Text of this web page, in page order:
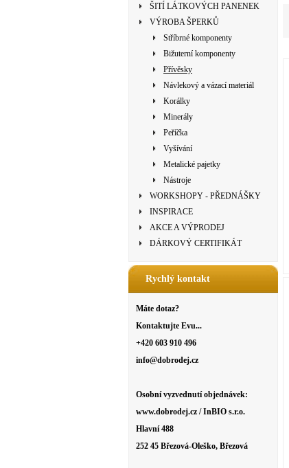
ŠITÍ LÁTKOVÝCH PANENEK
VÝROBA ŠPERKŮ
Stříbrné komponenty
Bižuterní komponenty
Přívěsky
Návlekový a vázací materiál
Korálky
Minerály
Peříčka
Vyšívání
Metalické pajetky
Nástroje
WORKSHOPY - PŘEDNÁŠKY
INSPIRACE
AKCE A VÝPRODEJ
DÁRKOVÝ CERTIFIKÁT
Rychlý kontakt
Máte dotaz?
Kontaktujte Evu...
+420 603 910 496
info@dobrodej.cz
Osobní vyzvednutí objednávek:
www.dobrodej.cz / InBIO s.r.o.
Hlavní 488
252 45 Březová-Oleško, Březová